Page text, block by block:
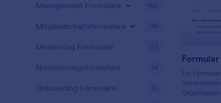
Formular
Ein
Management Formulare 162
Mitgliedschaftsformulare 48
Monitoring Formulare 23
Nominierungsformulare 14
Onboarding Formulare 13